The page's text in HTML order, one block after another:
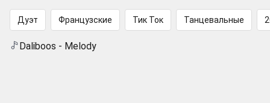
Дуэт Французские Тик Ток Танцевальные
Daliboos - Melody